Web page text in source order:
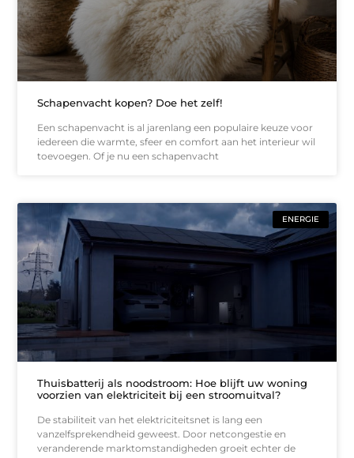
Schapenvacht kopen? Doe het zelf!
Een schapenvacht is al jarenlang een populaire keuze voor
iedereen die warmte, sfeer en comfort aan het interieur wil
toevoegen. Of je nu een schapenvacht
ENERGIE
Thuisbatterij als noodstroom: Hoe blijft uw woning
voorzien van elektriciteit bij een stroomuitval?
De stabiliteit van het elektriciteitsnet is lang een
vanzelfsprekendheid geweest. Door netcongestie en
veranderende marktomstandigheden groeit echter de